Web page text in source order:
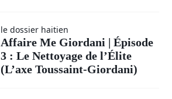
le dossier haitien
Affaire Me Giordani | Épisode
3 : Le Nettoyage de l’Élite
(L’axe Toussaint-Giordani)